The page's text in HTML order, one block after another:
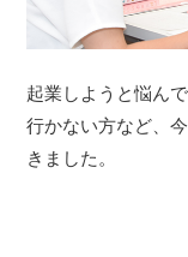
起業しようと悩ん
行かない方など、
きました。